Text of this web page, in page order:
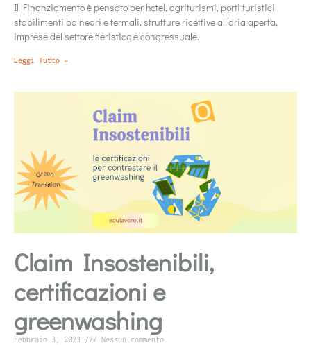
Il Finanziamento è pensato per hotel, agriturismi, porti turistici,
stabilimenti balneari e termali, strutture ricettive all’aria aperta,
imprese del settore fieristico e congressuale.
Leggi Tutto »
Claim Insostenibili,
certificazioni e
greenwashing
Febbraio 3, 2023 Nessun commento